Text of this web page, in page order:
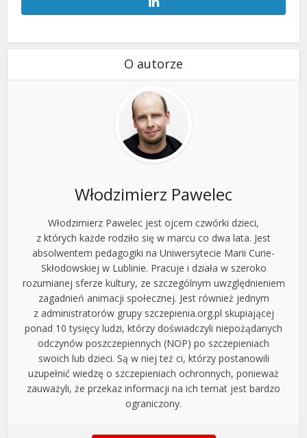
O autorze
Włodzimierz Pawelec
Włodzimierz Pawelec jest ojcem czwórki dzieci,
z których każde rodziło się w marcu co dwa lata. Jest
absolwentem pedagogiki na Uniwersytecie Marii Curie-
Skłodowskiej w Lublinie. Pracuje i działa w szeroko
rozumianej sferze kultury, ze szczególnym uwzględnieniem
zagadnień animacji społecznej. Jest również jednym
z administratorów grupy szczepienia.org.pl skupiającej
ponad 10 tysięcy ludzi, którzy doświadczyli niepożądanych
odczynów poszczepiennych (NOP) po szczepieniach
swoich lub dzieci. Są w niej też ci, którzy postanowili
uzupełnić wiedzę o szczepieniach ochronnych, ponieważ
zauważyli, że przekaz informacji na ich temat jest bardzo
ograniczony.